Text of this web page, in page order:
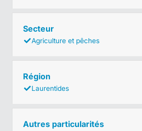
Secteur
Agriculture et pêches
Région
Laurentides
Autres particularités